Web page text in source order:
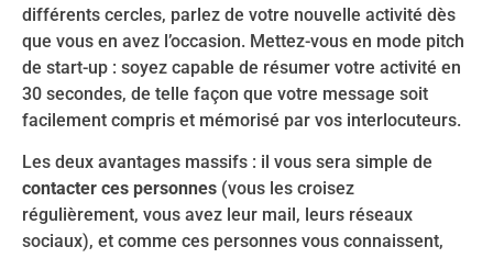
différents cercles, parlez de votre nouvelle activité dès
que vous en avez l’occasion. Mettez-vous en mode pitch
de start-up : soyez capable de résumer votre activité en
30 secondes, de telle façon que votre message soit
facilement compris et mémorisé par vos interlocuteurs.
Les deux avantages massifs : il vous sera simple de
contacter ces personnes (vous les croisez
régulièrement, vous avez leur mail, leurs réseaux
sociaux), et comme ces personnes vous connaissent,